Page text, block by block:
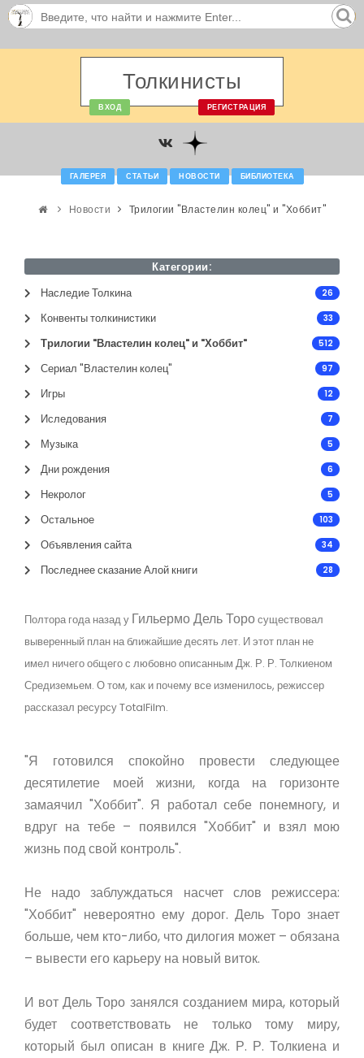
Толкинисты
ВХОД РЕГИСТРАЦИЯ
ГАЛЕРЕЯ СТАТЬИ НОВОСТИ БИБЛИОТЕКА
Новости Трилогии "Властелин колец" и "Хоббит"
Категории:
Наследие Толкина
26
Конвенты толкинистики 33
Трилогии "Властелин колец" и "Хоббит" 512
Сериал "Властелин колец" 97
Игры 12
Иследования 7
Музыка 5
Дни рождения 6
Некролог 5
Остальное 103
Объявления сайта 34
Последнее сказание Алой книги 28
Полтора года назад у Гильермо Дель Торосуществовал
выверенный план на ближайшие десять лет. И этот план не
имел ничего общего с любовно описанным Дж. Р. Р. Толкиеном
Средиземьем. О том, как и почему все изменилось, режиссер
рассказал ресурсу TotalFilm.
"Я готовился спокойно провести следующее
десятилетие моей жизни, когда на горизонте
замаячил "Хоббит". Я работал себе понемногу, и
вдруг на тебе – появился "Хоббит" и взял мою
жизнь под свой контроль".
Не надо заблуждаться насчет слов режиссера:
"Хоббит" невероятно ему дорог. Дель Торо знает
больше, чем кто-либо, что дилогия может – обязана
– вывести его карьеру на новый виток.
И вот Дель Торо занялся созданием мира, который
будет соответствовать не только тому миру,
который был описан в книге Дж. Р. Р. Толкиена и